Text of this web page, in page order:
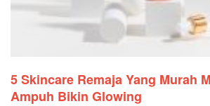
5 Skincare Remaja Yang Murah
Ampuh Bikin Glowing